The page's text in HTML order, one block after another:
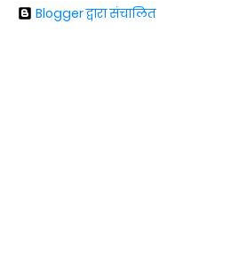
Blogger द्वारा संचालित